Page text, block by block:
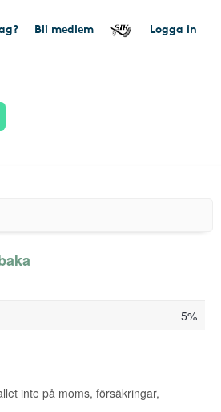
Bli medlem Logga in
5%
inte på moms, försäkringar,